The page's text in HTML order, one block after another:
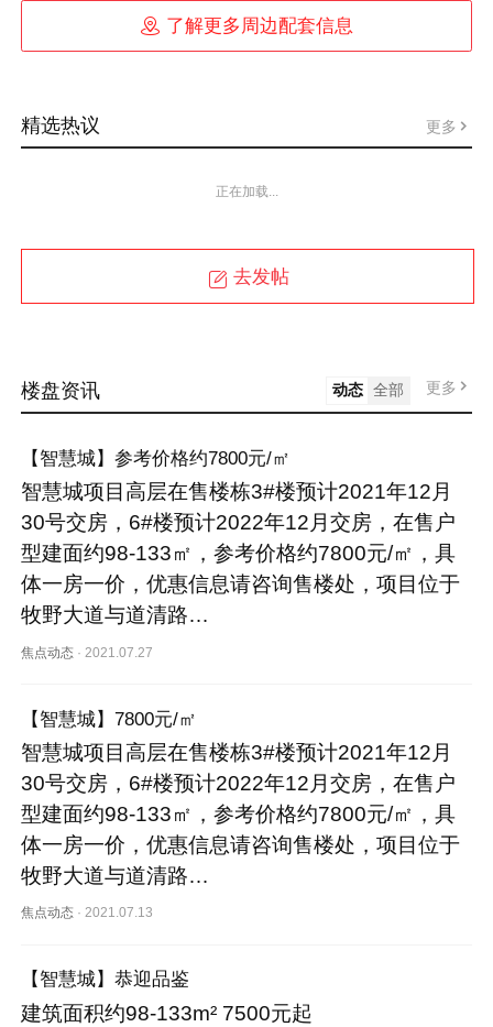
 了解更多周边配套信息
精选热议 更多
正在加载...
去发帖
楼盘资讯 动态 全部 更多
【智慧城】参考价格约7800元/㎡
智慧城项目高层在售楼栋3#楼预计2021年12月
30号交房，6#楼预计2022年12月交房，在售户
型建面约98-133㎡，参考价格约7800元/㎡，具
体一房一价，优惠信息请咨询售楼处，项目位于
牧野大道与道清路…
焦点动态 · 2021.07.27
【智慧城】7800元/㎡
智慧城项目高层在售楼栋3#楼预计2021年12月
30号交房，6#楼预计2022年12月交房，在售户
型建面约98-133㎡，参考价格约7800元/㎡，具
体一房一价，优惠信息请咨询售楼处，项目位于
牧野大道与道清路…
焦点动态 ·2021.07.13
【智慧城】恭迎品鉴
建筑面积约98-133m² 7500元起